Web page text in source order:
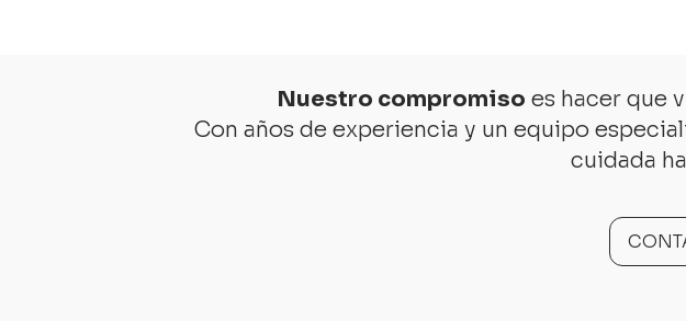
Nuestro compromiso es hacer que
Con años de experiencia y un equipo
cuidada